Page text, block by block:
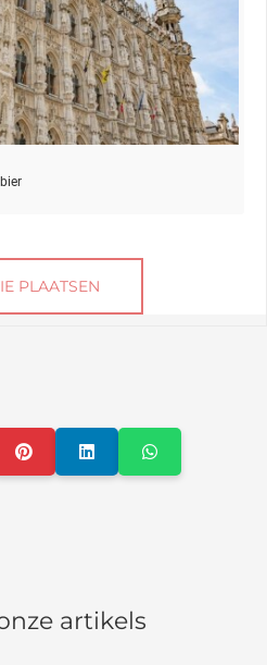
PLAATSEN
artikels